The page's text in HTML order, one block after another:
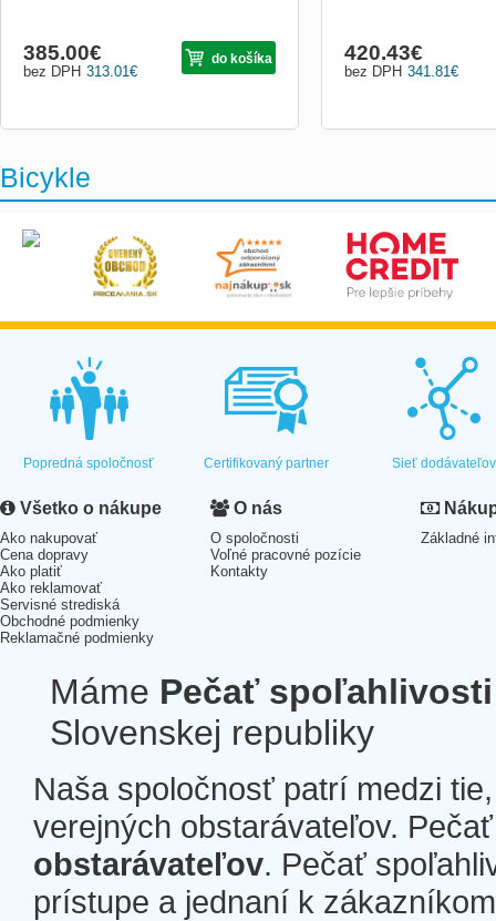
313.01€
bez DPH
385.00€ do košíka
341.81€
bez DPH
420.43€
Bicykle
Popredná spoločnosť Certifikovaný partner Sieť dodávateľov
Všetko o nákupe
Ako nakupovať
Cena dopravy
Ako platiť
Ako reklamovať
Servisné strediská
Obchodné podmienky
Reklamačné podmienky
O nás
O spoločnosti
Voľné pracovné pozície
Kontakty
Základné
Máme Pečať spoľahlivosti
Slovenskej republiky
Naša spoločnosť patrí medzi
verejných obstarávateľov.
obstarávateľov. Pečať
prístupe a jednaní k